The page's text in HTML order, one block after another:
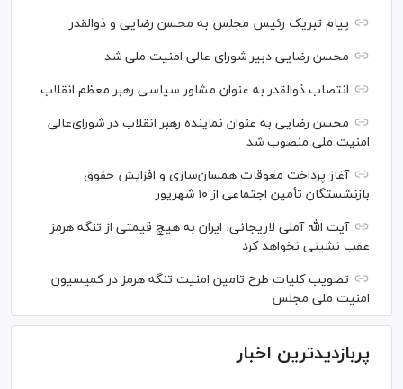
پیام تبریک رئیس مجلس به محسن رضایی و ذوالقدر
محسن رضایی دبیر شورای عالی امنیت ملی شد
انتصاب ذوالقدر به عنوان مشاور سیاسی رهبر معظم انقلاب
محسن رضایی به عنوان نماینده رهبر انقلاب در شورای‌عالی
امنیت ملی منصوب شد
آغاز پرداخت معوقات همسان‌سازی و افزایش حقوق
بازنشستگان تأمین اجتماعی از ۱۰ شهریور
آیت الله آملی لاریجانی: ایران به هیچ قیمتی از تنگه هرمز
عقب نشینی نخواهد کرد
تصویب کلیات طرح تامین امنیت تنگه هرمز در کمیسیون
امنیت ملی مجلس
پربازدیدترین اخبار